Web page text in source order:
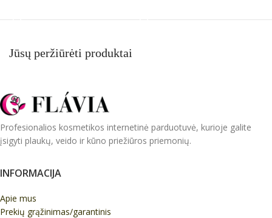
Jūsų peržiūrėti produktai
Profesionalios kosmetikos internetinė parduotuvė, kurioje galite
įsigyti plaukų, veido ir kūno priežiūros priemonių.
INFORMACIJA
Apie mus
Prekių grąžinimas/garantinis